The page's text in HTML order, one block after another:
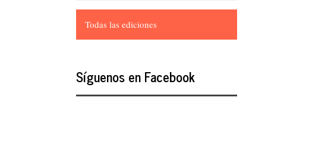
Todas las ediciones
Síguenos en Facebook